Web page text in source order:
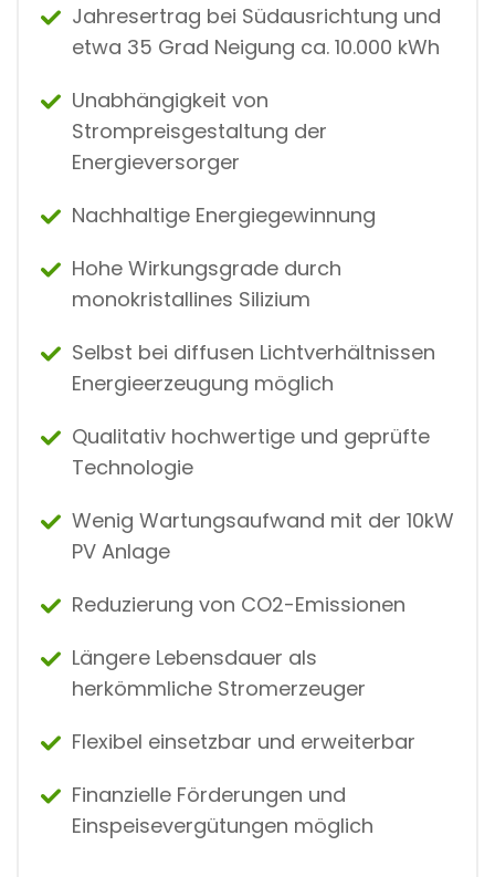
Jahresertrag bei Südausrichtung und
etwa 35 Grad Neigung ca. 10.000 kWh
Unabhängigkeit von
Strompreisgestaltung der
Energieversorger
Nachhaltige Energiegewinnung
Hohe Wirkungsgrade durch
monokristallines Silizium
Selbst bei diffusen Lichtverhältnissen
Energieerzeugung möglich
Qualitativ hochwertige und geprüfte
Technologie
Wenig Wartungsaufwand mit der 10kW
PV Anlage
Reduzierung von CO2-Emissionen
Längere Lebensdauer als
herkömmliche Stromerzeuger
Flexibel einsetzbar und erweiterbar
Finanzielle Förderungen und
Einspeisevergütungen möglich